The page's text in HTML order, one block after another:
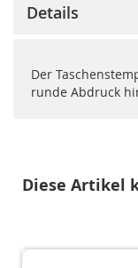
Details
Der
runde Abdruck
Diese Artikel